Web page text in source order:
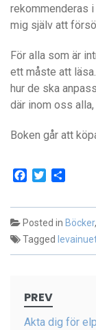
rekommenderas
mig själv att
För alla som är
ett måste att
hur de ska
där inom oss
Boken går att
Facebook
Twitter
Posted in Böcker,
Tagged
navigation
PREV
Akta dig för